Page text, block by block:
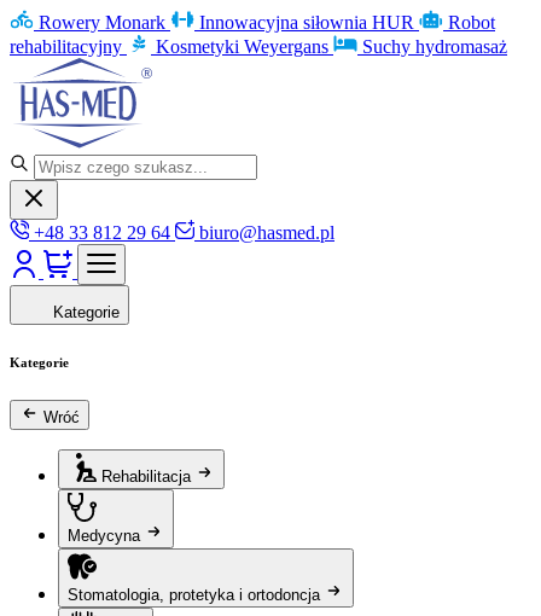
Rowery Monark Innowacyjna siłownia HUR
Robot
rehabilitacyjny
Kosmetyki Weyergans Suchy hydromasaż
+48 33 812 29 64 biuro@hasmed.pl
Kategorie
Kategorie
Wróć
Rehabilitacja
Medycyna
Stomatologia, protetyka i ortodoncja